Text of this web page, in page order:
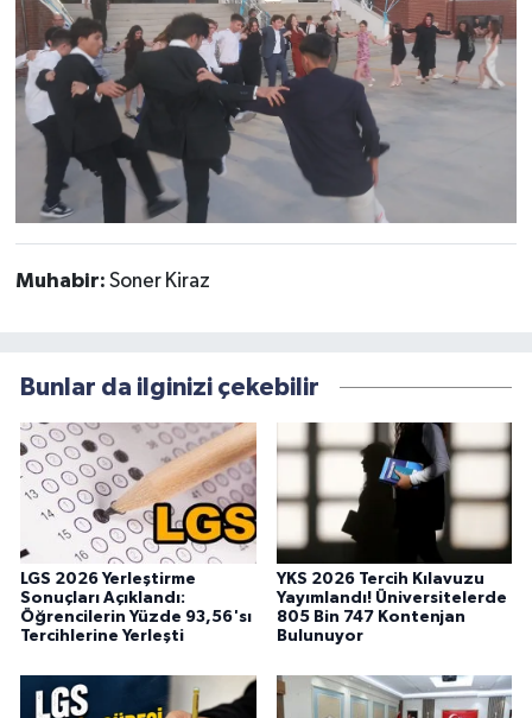
Muhabir: Soner Kiraz
Bunlar da ilginizi çekebilir
LGS 2026 Yerleştirme
Sonuçları Açıklandı:
Öğrencilerin Yüzde 93,56'sı
Tercihlerine Yerleşti
YKS 2026 Tercih Kılavuzu
Yayımlandı! Üniversitelerde
805 Bin 747 Kontenjan
Bulunuyor